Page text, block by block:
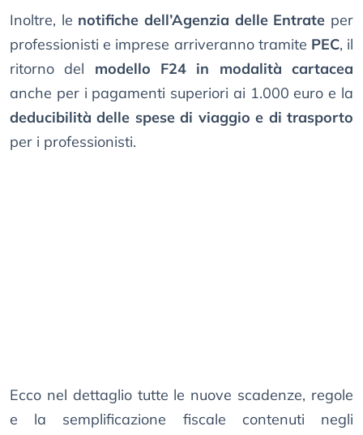
Inoltre, le notifiche dell’Agenzia delle Entrate per
professionisti e imprese arriveranno tramite PEC, il
ritorno del modello F24 in modalità cartacea
anche per i pagamenti superiori ai 1.000 euro e la
deducibilità delle spese di viaggio e di trasporto
per i professionisti.
Ecco nel dettaglio tutte le nuove scadenze, regole
e la semplificazione fiscale contenuti negli